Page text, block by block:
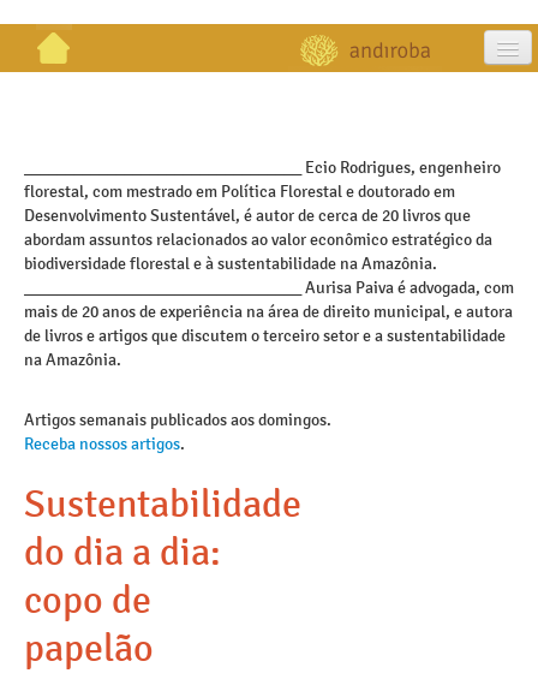
publicações
galeria
contato
_________________________________ Ecio Rodrigues, engenheiro
florestal, com mestrado em Política Florestal e doutorado em
Desenvolvimento Sustentável, é autor de cerca de 20 livros que
abordam assuntos relacionados ao valor econômico estratégico da
biodiversidade florestal e à sustentabilidade na Amazônia.
_________________________________ Aurisa Paiva é advogada, com
mais de 20 anos de experiência na área de direito municipal, e autora
de livros e artigos que discutem o terceiro setor e a sustentabilidade
na Amazônia.
Artigos semanais publicados aos domingos.
Receba nossos artigos.
Sustentabilidade
do dia a dia:
copo de
papelão